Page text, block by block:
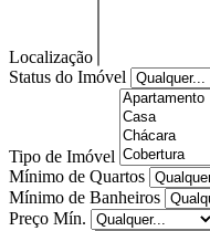
Localização
Status do Imóvel
Tipo de Imóvel
Mínimo de Quartos
Mínimo de Banheiros
Preço Mín.